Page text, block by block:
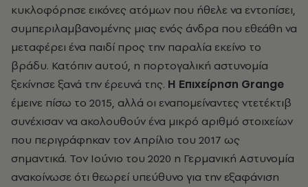
κυκλοφόρησε εικόνες ατόμων που ήθελε να εντοπίσει,
συμπεριλαμβανομένης μιας ενός άνδρα που εθεάθη να
μεταφέρει ένα παιδί προς την παραλία εκείνο το
βράδυ. Κατόπιν αυτού, η πορτογαλική αστυνομία
ξεκίνησε ξανά την έρευνά της. Η Επιχείρηση Grange
έμεινε πίσω το 2015, αλλά οι εναπομείναντες ντετέκτιβ
συνέχισαν να ακολουθούν ένα μικρό αριθμό στοιχείων
που περιγράφηκαν τον Απρίλιο του 2017 ως
σημαντικά. Τον Ιούνιο του 2020 η Γερμανική Αστυνομία
ανακοίνωσε ότι θεωρεί υπεύθυνο για την εξαφάνιση